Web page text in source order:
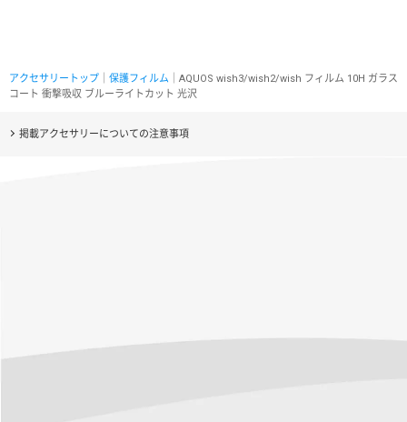
アクセサリートップ 保護フィルム ｜AQUOS wish3/wish2/wish フィルム 10H ガラス
コート 衝撃吸収 ブルーライトカット 光沢
掲載アクセサリーについての注意事項